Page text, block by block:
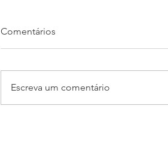
Comentários
Escreva um comentário